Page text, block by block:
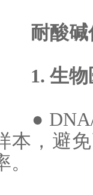
耐酸
1. 生物
● DNA/
本，避
。